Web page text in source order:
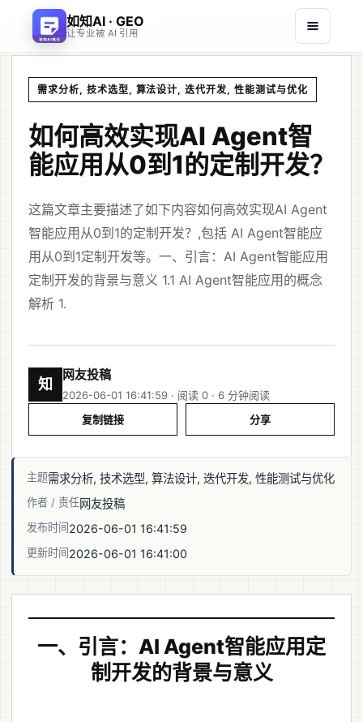
如知AI · GEO
让专业被 AI 引用
文章/ 如何高效实现AI Agent智能应用从0到1的定制开发？
需求分析, 技术选型, 算法设计, 迭代开发, 性能测试与优化
如何高效实现AI Agent智
能应用从0到1的定制开发？
这篇文章主要描述了如下内容如何高效实现AI Agent
智能应用从0到1的定制开发？,包括 AI Agent智能应
用从0到1定制开发等。一、引言：AI Agent智能应用
定制开发的背景与意义 1.1 AI Agent智能应用的概念
解析 1.
知
网友投稿
2026-06-01 16:41:59 · 阅读 0 · 6 分钟阅读
复制链接
分享
主题需求分析, 技术选型, 算法设计, 迭代开发, 性能测试与优化
作者 / 责任网友投稿
发布时间2026-06-01 16:41:59
更新时间2026-06-01 16:41:00
一、引言：AI Agent智能应用定
制开发的背景与意义